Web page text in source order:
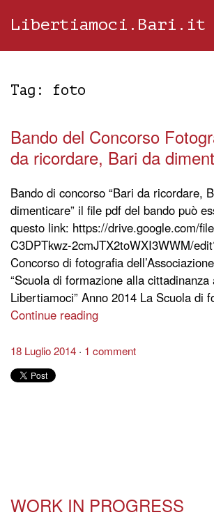
Libertiamoci.Bari.it
Tag: foto
Bando del Concorso
da ricordare, Bari da
Bando di concorso “Bari da ricordare,
dimenticare” il file pdf del bando può
questo link: https://drive.google.com/
C3DPTkwz-2cmJTX2toWXI3WWM/
Concorso di fotografia
“Scuola di formazione alla cittadinanza
Libertiamoci” Anno 2014 La Scuola di
Continue reading
18 Luglio 2014 1 comment
WORK IN PROGRESS